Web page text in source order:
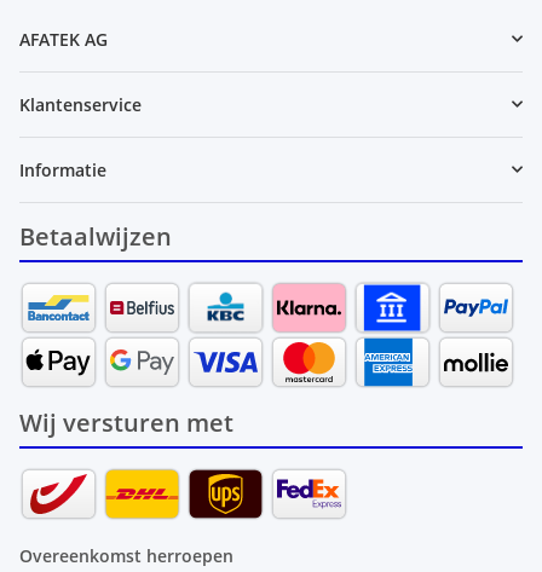
AFATEK AG
Klantenservice
Informatie
Betaalwijzen
Wij versturen met
Overeenkomst herroepen